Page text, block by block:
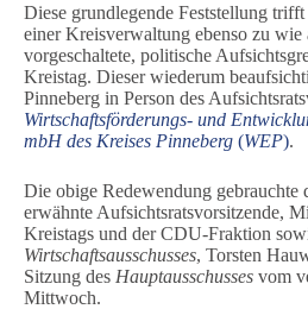
Diese grundlegende Feststellung
einer Kreisverwaltung ebenso zu wie
vorgeschaltete, politische
Kreistag. Dieser wiederum
Pinneberg in Person des
Wirtschaftsförderungs- und
mbH des Kreises Pinneberg (WEP).
Die obige Redewendung gebrauchte
erwähnte Aufsichtsratsvorsitzende,
Kreistags und der CDU-Fraktion
Wirtschaftsausschusses, Torsten
Sitzung des Hauptausschusses vom
Mittwoch.